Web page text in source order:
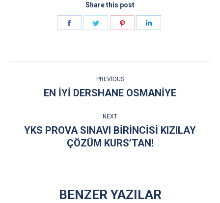
Share this post
NAVIGATION
PREVIOUS
Previous
EN IYI DERSHANE OSMANIYE
NEXT
Next
post:
YKS PROVA SINAVI BİRİNCİSİ KIZILAY
ÇÖZÜM KURS’TAN!
BENZER YAZILAR